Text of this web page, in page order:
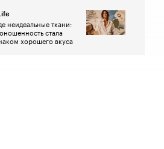
неидеальные ткани:
стала
хорошего вкуса